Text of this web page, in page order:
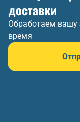
доставки
Обработаем вашу
время